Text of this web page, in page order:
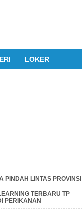
LOKER
PINDAH LINTAS PROVINSI
TERBARU TP
PERIKANAN